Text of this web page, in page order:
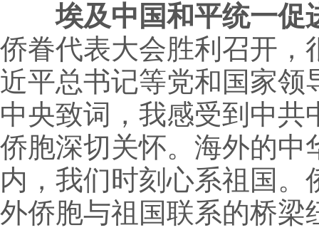
埃及中国和平统一促
侨眷代表大会胜利召开，
近平总书记等党和国家领
中央致词，我感受到中
侨胞深切关怀。海外的中
内，我们时刻心系祖国
外侨胞与祖国联系的桥梁